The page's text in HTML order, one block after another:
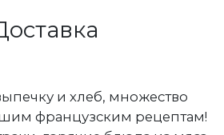
и хлеб, множество
французским рецептам!